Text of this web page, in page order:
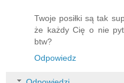
Twoje posiłki są tak
że każdy Cię o nie
btw?
Odpowiedz